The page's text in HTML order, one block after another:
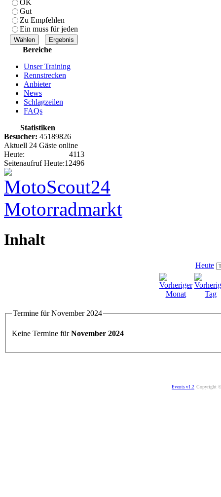
OK
Gut
Zu Empfehlen
Ein muss für jeden
Bereiche
Unser Training
Rennstrecken
Anbieter
News
Schlagzeilen
FAQs
Statistiken
Besucher: 45189826
Aktuell 24 Gäste online
Heute:
4113
Seitenaufruf Heute:12496
Inhalt
Heute
Termine für November 2024
Keine Termine fürNovember 2024
Events v1.2 Copyright